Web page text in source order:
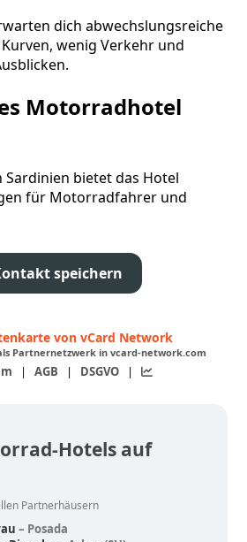
dich abwechslungsreiche
wenig Verkehr und
Motorradhotel
Sardinien bietet das Hotel
für Motorradfahrer und
speichern
von vCard Network
Partnernetzwerk in vcard-network.com
| AGB | DSGVO |
Hotels auf
Partnerhäusern
– Posada